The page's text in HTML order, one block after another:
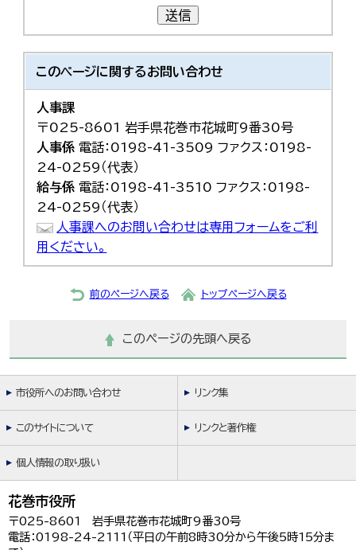
送信
このページに関するお問い合わせ
人事課
〒025-8601 岩手県花巻市花城町9番30号
人事係 電話：0198-41-3509 ファクス：0198-
24-0259（代表）
給与係 電話：0198-41-3510 ファクス：0198-
24-0259（代表）
人事課へのお問い合わせは専用フォームをご利
用ください。
前のページへ戻る トップページへ戻る
このページの先頭へ戻る
市役所へのお問い合わせ リンク集
このサイトについて リンクと著作権
個人情報の取り扱い
花巻市役所
〒025-8601 岩手県花巻市花城町9番30号
電話：0198-24-2111（平日の午前8時30分から午後5時15分ま